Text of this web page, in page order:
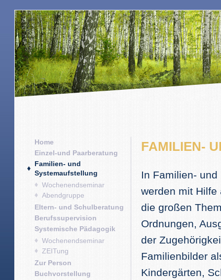
Home
Einzel-und Paarberatung
Familien- und
Systemaufstellung
Wochenendseminar
Abendgruppe
Eltern- und Schulberatung
Berufssupervision
Systemische Pädagogik
Wochenendseminar
ZEITung
Zur Person
Buchvorstellung
FAMILIEN-
In Familien-
werden mit Hilfe
die großen
Ordnungen,
der
Familienbilder
Kindergärten,